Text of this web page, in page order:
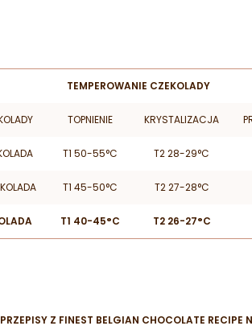
TEMPEROWANIE CZEKOLADY
TOPNIENIE KRYSTALIZACJA
T1 50-55°C T2 28-29°C
T1 45-50°C T2 27-28°C
T1 40-45°C T2 26-27°C
Z FINEST BELGIAN CHOCOLATE RECIPE